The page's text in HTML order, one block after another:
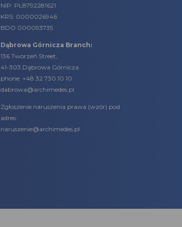
NIP: PL8792281621
KRS: 0000026946
BDO 000093735
Dąbrowa Górnicza Branch:
136 Tworzeń Street,
41-303 Dąbrowa Górnicza
phone: +48 32 730 10 10
dabrowa@archimedes.pl
Zgłoszenie naruszenia prawa (wzór) pod
adres:
naruszenie@archimedes.pl